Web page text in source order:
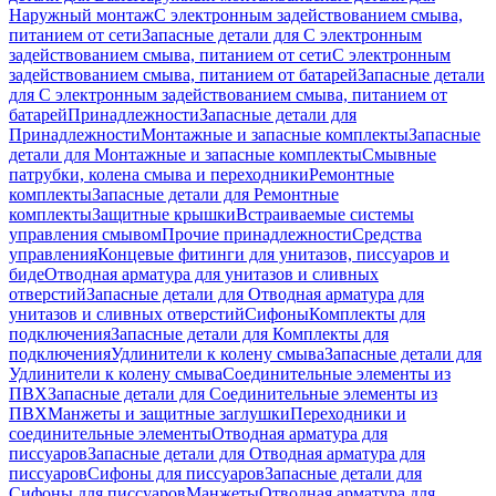
Наружный монтажС электронным задействованием смыва,
питанием от сетиЗапасные детали для С электронным
задействованием смыва, питанием от сетиС электронным
задействованием смыва, питанием от батарейЗапасные детали
для С электронным задействованием смыва, питанием от
батарейПринадлежностиЗапасные детали для
ПринадлежностиМонтажные и запасные комплектыЗапасные
детали для Монтажные и запасные комплектыСмывные
патрубки, колена смыва и переходникиРемонтные
комплектыЗапасные детали для Ремонтные
комплектыЗащитные крышкиВстраиваемые системы
управления смывомПрочие принадлежностиСредства
управленияКонцевые фитинги для унитазов, писсуаров и
бидеОтводная арматура для унитазов и сливных
отверстийЗапасные детали для Отводная арматура для
унитазов и сливных отверстийСифоныКомплекты для
подключенияЗапасные детали для Комплекты для
подключенияУдлинители к колену смываЗапасные детали для
Удлинители к колену смываСоединительные элементы из
ПВХЗапасные детали для Соединительные элементы из
ПВХМанжеты и защитные заглушкиПереходники и
соединительные элементыОтводная арматура для
писсуаровЗапасные детали для Отводная арматура для
писсуаровCифоны для писсуаровЗапасные детали для